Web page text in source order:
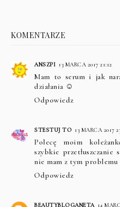
KOMENTARZE
ANSZPI 13 MARCA 2017 21:12
Mam to serum i jak
działania ☺
Odpowiedz
STESTUJ TO 13 MARCA 2017
Polecę moim
szybkie przetłuszczanie
nie mam z tym problemu
Odpowiedz
BEAUTYBLOGANETA 14